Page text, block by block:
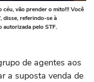
vão prender o mito!!! Você
disse, referindo-se à
autorizada pelo STF.
de agentes aos
a suposta venda de